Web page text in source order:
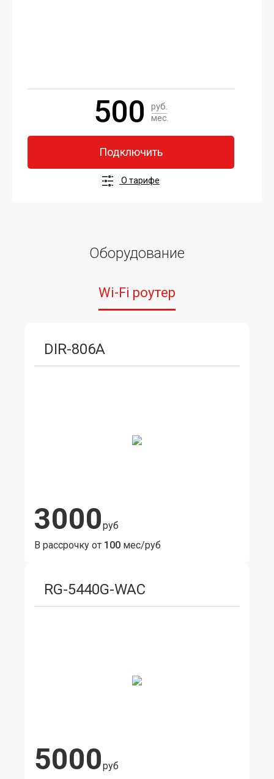
500
руб.
мес.
Подключить
О тарифе
Оборудование
Wi-Fi роутер
DIR-806A
3000руб
В рассрочку от 100 мес/руб
RG-5440G-WAC
5000руб